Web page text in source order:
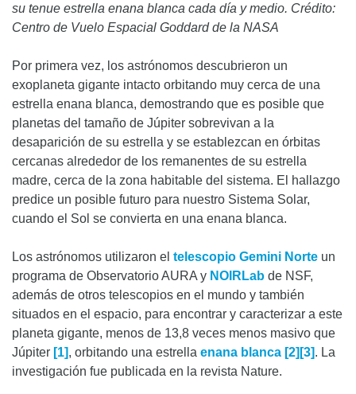
su tenue estrella enana blanca cada día y medio. Crédito:
Centro de Vuelo Espacial Goddard de la NASA
Por primera vez, los astrónomos descubrieron un
exoplaneta gigante intacto orbitando muy cerca de una
estrella enana blanca, demostrando que es posible que
planetas del tamaño de Júpiter sobrevivan a la
desaparición de su estrella y se establezcan en órbitas
cercanas alrededor de los remanentes de su estrella
madre, cerca de la zona habitable del sistema. El hallazgo
predice un posible futuro para nuestro Sistema Solar,
cuando el Sol se convierta en una enana blanca.
Los astrónomos utilizaron el telescopio Gemini Norte un
programa de Observatorio AURA y NOIRLab de NSF,
además de otros telescopios en el mundo y también
situados en el espacio, para encontrar y caracterizar a este
planeta gigante, menos de 13,8 veces menos masivo que
Júpiter [1], orbitando una estrella enana blanca [2] [3]. La
investigación fue publicada en la revista Nature.